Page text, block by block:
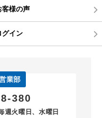
客様の声
グイン
業部
380
週火曜日、水曜日